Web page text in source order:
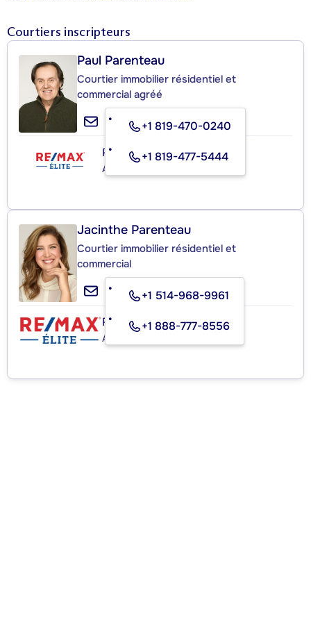
Courtiers inscripteurs
Paul Parenteau
Courtier immobilier résidentiel et
commercial agréé
+1 819-470-0240
+1 819-477-5444
RE/MAX ÉLITE P.P.
Agence immobilière
Jacinthe Parenteau
Courtier immobilier résidentiel et
commercial
+1 514-968-9961
+1 888-777-8556
RE/MAX ÉLITE
Agence immobilière